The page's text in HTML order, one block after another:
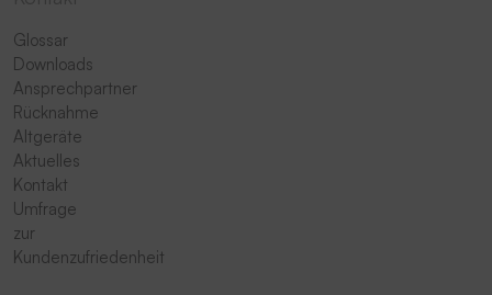
Glossar
Downloads
Ansprechpartner
Rücknahme
Altgeräte
Aktuelles
Kontakt
Umfrage
zur
Kundenzufriedenheit